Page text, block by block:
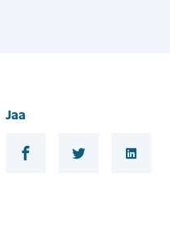
Jaa
Jaa Facebookissa
Jaa Twitterissä